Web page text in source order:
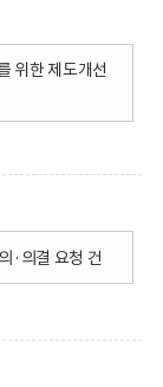
위한 제도개선
·의결 요청 건